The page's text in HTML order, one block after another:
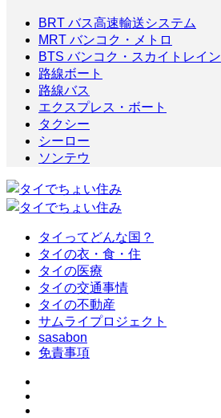
BRT バス高速輸送システム
MRT バンコク・メトロ
BTS バンコク・スカイトレイン
路線ボート
路線バス
エクスプレス・ボート
タクシー
シーロー
ソンテウ
タイってどんな国？
タイの衣・食・住
タイの医療
タイの交通事情
タイの不動産
サムライプロジェクト
sasabon
免責事項